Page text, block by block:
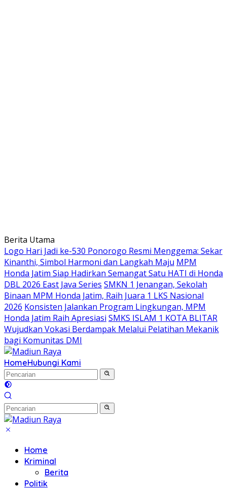
Langsung
ke
konten
Berita Utama
Logo Hari Jadi ke-530 Ponorogo Resmi Menggema: Sekar
Kinanthi, Simbol Harmoni dan Langkah Maju MPM
Honda Jatim Siap Hadirkan Semangat Satu HATI di Honda
DBL 2026 East Java Series SMKN 1 Jenangan, Sekolah
Binaan MPM Honda Jatim, Raih Juara 1 LKS Nasional
2026 Konsisten Jalankan Program Lingkungan, MPM
Honda Jatim Raih Apresiasi SMKS ISLAM 1 KOTA BLITAR
Wujudkan Vokasi Berdampak Melalui Pelatihan Mekanik
bagi Komunitas DMI
HomeHubungi Kami
Home
Kriminal
Berita
Politik